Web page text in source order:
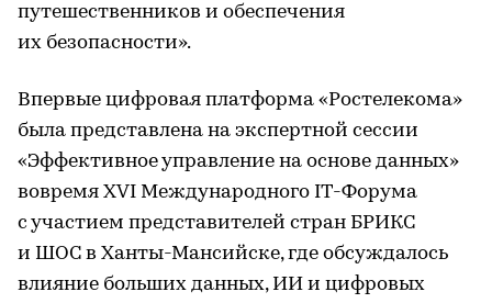
путешественников и обеспечения
их безопасности».
Впервые цифровая платформа «Ростелекома»
была представлена на экспертной сессии
«Эффективное управление на основе данных»
вовремя XVI Международного IТ-Форума
с участием представителей стран БРИКС
и ШОС в Ханты-Мансийске, где обсуждалось
влияние больших данных, ИИ и цифровых